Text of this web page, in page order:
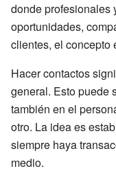
donde profesionales
oportunidades,
clientes, el concepto
Hacer contactos
general. Esto puede
también en el
otro. La idea es
siempre haya
medio.